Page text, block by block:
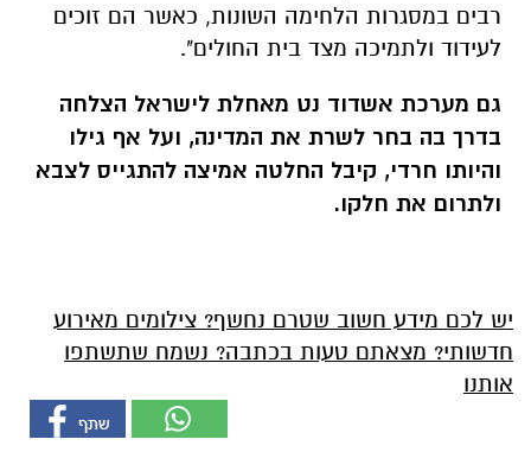
רבים במסגרות הלחימה השונות, כאשר הם זוכים
לעידוד ולתמיכה מצד בית החולים".
גם מערכת אשדוד נט מאחלת לישראל הצלחה
בדרך בה בחר לשרת את המדינה, ועל אף גילו
והיותו חרדי, קיבל החלטה אמיצה להתגייס לצבא
ולתרום את חלקו.
יש לכם מידע חשוב שטרם נחשף? צילומים מאירוע
חדשותי? מצאתם טעות בכתבה? נשמח שתשתפו
אותנו